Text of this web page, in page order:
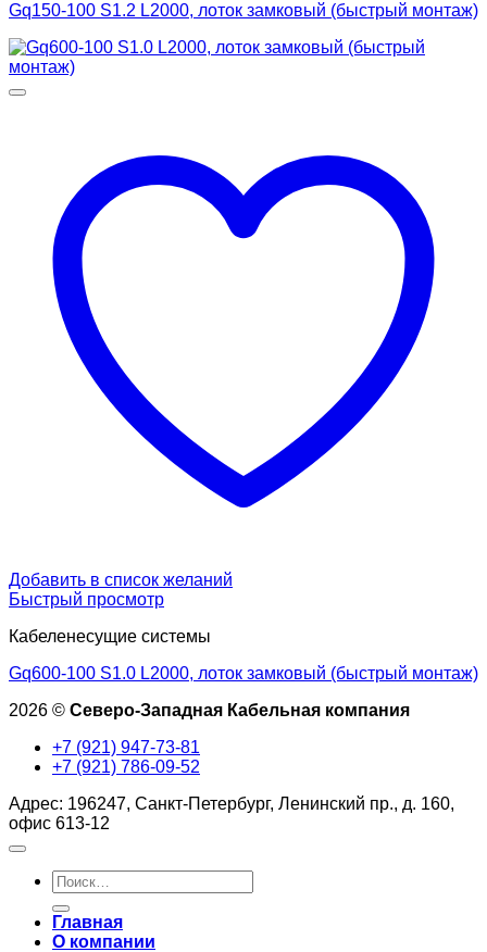
Gq150-100 S1.2 L2000, лоток замковый (быстрый монтаж)
Добавить в список желаний
Быстрый просмотр
Кабеленесущие системы
Gq600-100 S1.0 L2000, лоток замковый (быстрый монтаж)
2026 © Северо-Западная Кабельная компания
+7 (921) 947-73-81
+7 (921) 786-09-52
Адрес: 196247, Санкт-Петербург, Ленинский пр., д. 160,
офис 613-12
Искать:
Главная
О компании